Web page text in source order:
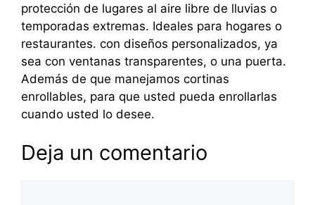
protección de lugares al aire libre de lluvias o
temporadas extremas. Ideales para hogares o
restaurantes. con diseños personalizados, ya
sea con ventanas transparentes, o una puerta.
Además de que manejamos cortinas
enrollables, para que usted pueda enrollarlas
cuando usted lo desee.
Deja un comentario